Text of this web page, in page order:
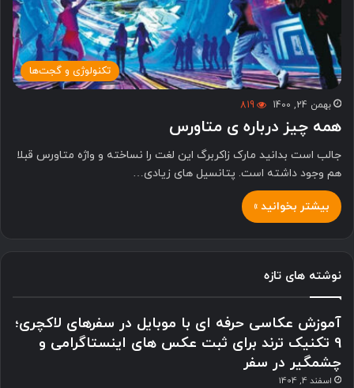
تکنولوژی و گجت‌ها
بهمن 24, 1400 819
همه چیز درباره ی متاورس
جالب است بدانید مارک زاکربرگ این لغت را نساخته و واژه متاورس قبلا
هم وجود داشته است. پتانسیل های زیادی…
بیشتر بخوانید »
نوشته های تازه
آموزش عکاسی حرفه ای با موبایل در سفرهای لاکچری؛
9 تکنیک ترند برای ثبت عکس های اینستاگرامی و
چشمگیر در سفر
اسفند 4, 1404